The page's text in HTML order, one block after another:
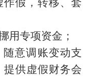
用专项资金；
随意调账变动支
供虚假财务会